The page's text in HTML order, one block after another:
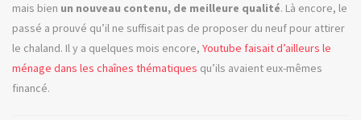
mais bien un nouveau contenu, de meilleure qualité. Là encore, le
passé a prouvé qu’il ne suffisait pas de proposer du neuf pour attirer
le chaland. Il y a quelques mois encore, Youtube faisait d’ailleurs le
ménage dans les chaînes thématiques qu’ils avaient eux-mêmes
financé.